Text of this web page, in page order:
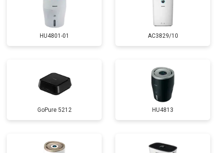
HU4801-01 AC3829/10
GoPure 5212 HU4813